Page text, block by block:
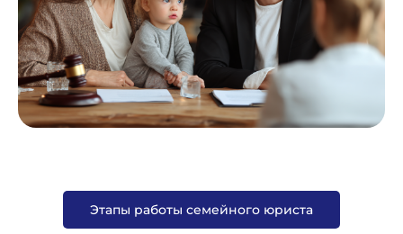
Этапы работы семейного юриста